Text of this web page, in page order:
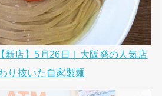
新店】5月26日｜大阪発の人気店
り抜いた自家製麺